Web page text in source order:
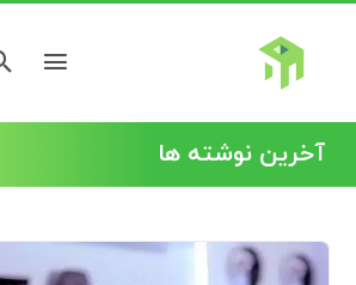
آخرین نوشته ها